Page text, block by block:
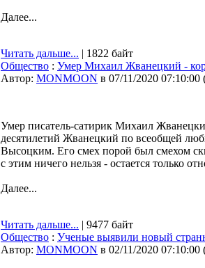
Далее...
Читать дальше... | 1822 байт
Общество : Умер Михаил Жванецкий -
Автор: MONMOON в 07/11/2020 07:10:00
Умер писатель-сатирик Михаил
десятилетий Жванецкий по всеобщей
Высоцким. Его смех порой был смехом
с этим ничего нельзя - остается только
Далее...
Читать дальше... | 9477 байт
Общество : Ученые выявили новый
Автор: MONMOON в 02/11/2020 07:10:00